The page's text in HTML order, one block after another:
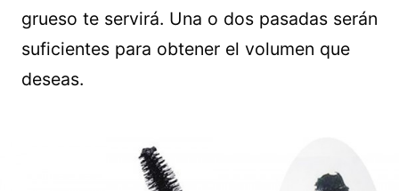
grueso te servirá. Una o dos pasadas serán
suficientes para obtener el volumen que
deseas.